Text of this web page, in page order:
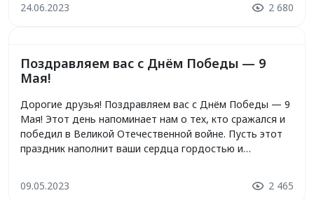
Желаем вам крепкого здоровья, успехов в учебе и
24.06.2023 2 680
Поздравляем вас с Днём Победы — 9
Мая!
Дорогие друзья! Поздравляем вас с Днём Победы — 9
Мая! Этот день напоминает нам о тех, кто сражался и
победил в Великой Отечественной войне. Пусть этот
праздник наполнит ваши сердца гордостью и
будет окружен любовью и заботой близких, а наша […]
09.05.2023 2 465